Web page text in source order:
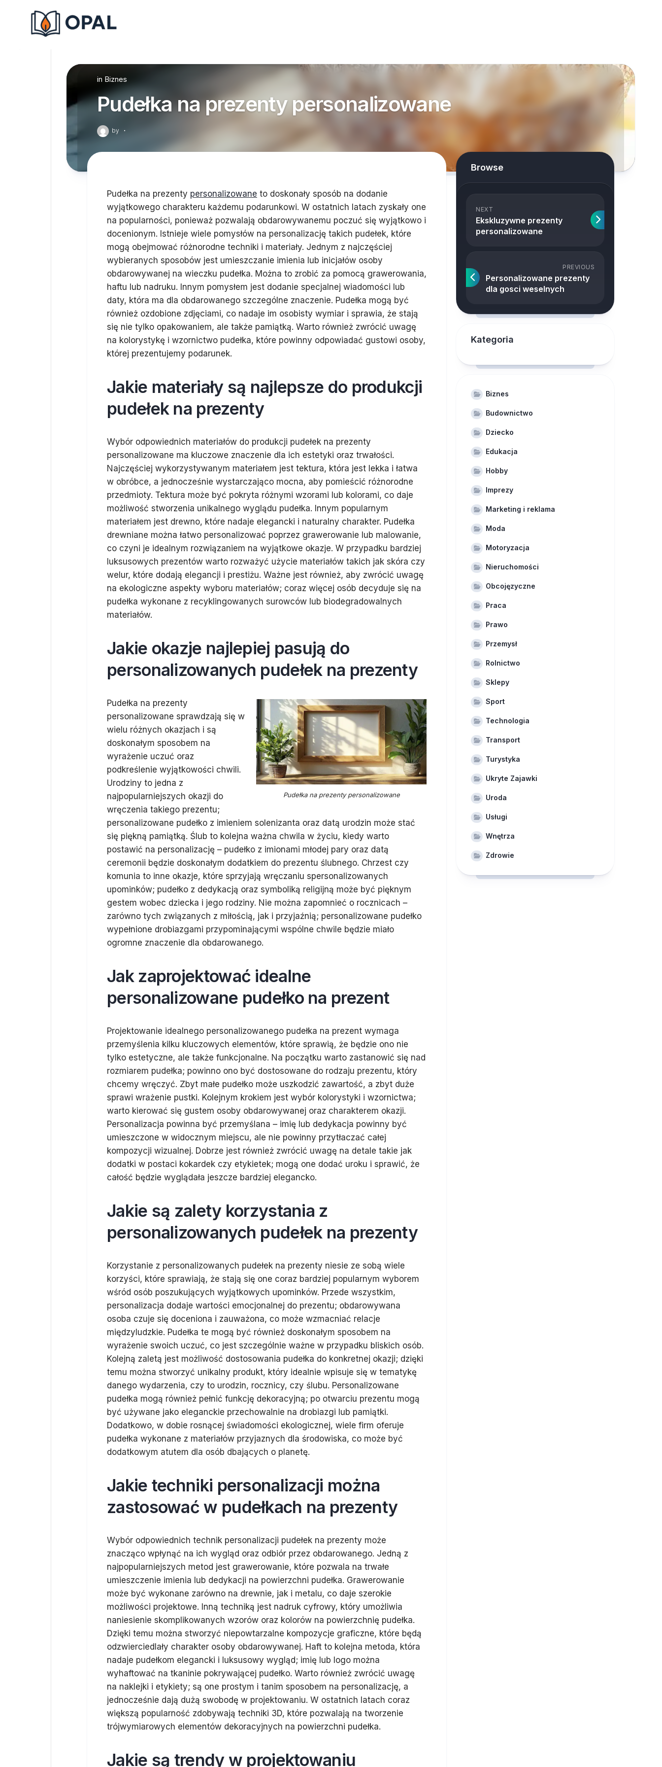
in Biznes
Pudełka na prezenty personalizowane
by ·
Pudełka na prezenty personalizowane to doskonały sposób na dodanie
wyjątkowego charakteru każdemu podarunkowi. W ostatnich latach zyskały one
na popularności, ponieważ pozwalają obdarowywanemu poczuć się wyjątkowo i
docenionym. Istnieje wiele pomysłów na personalizację takich pudełek, które
mogą obejmować różnorodne techniki i materiały. Jednym z najczęściej
wybieranych sposobów jest umieszczanie imienia lub inicjałów osoby
obdarowywanej na wieczku pudełka. Można to zrobić za pomocą grawerowania,
haftu lub nadruku. Innym pomysłem jest dodanie specjalnej wiadomości lub
daty, która ma dla obdarowanego szczególne znaczenie. Pudełka mogą być
również ozdobione zdjęciami, co nadaje im osobisty wymiar i sprawia, że stają
się nie tylko opakowaniem, ale także pamiątką. Warto również zwrócić uwagę
na kolorystykę i wzornictwo pudełka, które powinny odpowiadać gustowi osoby,
której prezentujemy podarunek.
Jakie materiały są najlepsze do produkcji
pudełek na prezenty
Wybór odpowiednich materiałów do produkcji pudełek na prezenty
personalizowane ma kluczowe znaczenie dla ich estetyki oraz trwałości.
Najczęściej wykorzystywanym materiałem jest tektura, która jest lekka i łatwa
w obróbce, a jednocześnie wystarczająco mocna, aby pomieścić różnorodne
przedmioty. Tektura może być pokryta różnymi wzorami lub kolorami, co daje
możliwość stworzenia unikalnego wyglądu pudełka. Innym popularnym
materiałem jest drewno, które nadaje elegancki i naturalny charakter. Pudełka
drewniane można łatwo personalizować poprzez grawerowanie lub malowanie,
co czyni je idealnym rozwiązaniem na wyjątkowe okazje. W przypadku bardziej
luksusowych prezentów warto rozważyć użycie materiałów takich jak skóra czy
welur, które dodają elegancji i prestiżu. Ważne jest również, aby zwrócić uwagę
na ekologiczne aspekty wyboru materiałów; coraz więcej osób decyduje się na
pudełka wykonane z recyklingowanych surowców lub biodegradowalnych
materiałów.
Jakie okazje najlepiej pasują do
personalizowanych pudełek na prezenty
Pudełka na prezenty personalizowane
Pudełka na prezenty
personalizowane sprawdzają się w
wielu różnych okazjach i są
doskonałym sposobem na
wyrażenie uczuć oraz
podkreślenie wyjątkowości chwili.
Urodziny to jedna z
najpopularniejszych okazji do
wręczenia takiego prezentu;
personalizowane pudełko z imieniem solenizanta oraz datą urodzin może stać
się piękną pamiątką. Ślub to kolejna ważna chwila w życiu, kiedy warto
postawić na personalizację – pudełko z imionami młodej pary oraz datą
ceremonii będzie doskonałym dodatkiem do prezentu ślubnego. Chrzest czy
komunia to inne okazje, które sprzyjają wręczaniu spersonalizowanych
upominków; pudełko z dedykacją oraz symboliką religijną może być pięknym
gestem wobec dziecka i jego rodziny. Nie można zapomnieć o rocznicach –
zarówno tych związanych z miłością, jak i przyjaźnią; personalizowane pudełko
wypełnione drobiazgami przypominającymi wspólne chwile będzie miało
ogromne znaczenie dla obdarowanego.
Jak zaprojektować idealne
personalizowane pudełko na prezent
Projektowanie idealnego personalizowanego pudełka na prezent wymaga
przemyślenia kilku kluczowych elementów, które sprawią, że będzie ono nie
tylko estetyczne, ale także funkcjonalne. Na początku warto zastanowić się nad
rozmiarem pudełka; powinno ono być dostosowane do rodzaju prezentu, który
chcemy wręczyć. Zbyt małe pudełko może uszkodzić zawartość, a zbyt duże
sprawi wrażenie pustki. Kolejnym krokiem jest wybór kolorystyki i wzornictwa;
warto kierować się gustem osoby obdarowywanej oraz charakterem okazji.
Personalizacja powinna być przemyślana – imię lub dedykacja powinny być
umieszczone w widocznym miejscu, ale nie powinny przytłaczać całej
kompozycji wizualnej. Dobrze jest również zwrócić uwagę na detale takie jak
dodatki w postaci kokardek czy etykietek; mogą one dodać uroku i sprawić, że
całość będzie wyglądała jeszcze bardziej elegancko.
Jakie są zalety korzystania z
personalizowanych pudełek na prezenty
Korzystanie z personalizowanych pudełek na prezenty niesie ze sobą wiele
korzyści, które sprawiają, że stają się one coraz bardziej popularnym wyborem
wśród osób poszukujących wyjątkowych upominków. Przede wszystkim,
personalizacja dodaje wartości emocjonalnej do prezentu; obdarowywana
osoba czuje się doceniona i zauważona, co może wzmacniać relacje
międzyludzkie. Pudełka te mogą być również doskonałym sposobem na
wyrażenie swoich uczuć, co jest szczególnie ważne w przypadku bliskich osób.
Kolejną zaletą jest możliwość dostosowania pudełka do konkretnej okazji; dzięki
temu można stworzyć unikalny produkt, który idealnie wpisuje się w tematykę
danego wydarzenia, czy to urodzin, rocznicy, czy ślubu. Personalizowane
pudełka mogą również pełnić funkcję dekoracyjną; po otwarciu prezentu mogą
być używane jako eleganckie przechowalnie na drobiazgi lub pamiątki.
Dodatkowo, w dobie rosnącej świadomości ekologicznej, wiele firm oferuje
pudełka wykonane z materiałów przyjaznych dla środowiska, co może być
dodatkowym atutem dla osób dbających o planetę.
Jakie techniki personalizacji można
zastosować w pudełkach na prezenty
Wybór odpowiednich technik personalizacji pudełek na prezenty może
znacząco wpłynąć na ich wygląd oraz odbiór przez obdarowanego. Jedną z
najpopularniejszych metod jest grawerowanie, które pozwala na trwałe
umieszczenie imienia lub dedykacji na powierzchni pudełka. Grawerowanie
może być wykonane zarówno na drewnie, jak i metalu, co daje szerokie
możliwości projektowe. Inną techniką jest nadruk cyfrowy, który umożliwia
naniesienie skomplikowanych wzorów oraz kolorów na powierzchnię pudełka.
Dzięki temu można stworzyć niepowtarzalne kompozycje graficzne, które będą
odzwierciedlały charakter osoby obdarowywanej. Haft to kolejna metoda, która
nadaje pudełkom elegancki i luksusowy wygląd; imię lub logo można
wyhaftować na tkaninie pokrywającej pudełko. Warto również zwrócić uwagę
na naklejki i etykiety; są one prostym i tanim sposobem na personalizację, a
jednocześnie dają dużą swobodę w projektowaniu. W ostatnich latach coraz
większą popularność zdobywają techniki 3D, które pozwalają na tworzenie
trójwymiarowych elementów dekoracyjnych na powierzchni pudełka.
Jakie są trendy w projektowaniu
Browse
NEXT
Ekskluzywne prezenty
personalizowane
PREVIOUS
Personalizowane prezenty
dla gosci weselnych
Kategoria
Biznes
Budownictwo
Dziecko
Edukacja
Hobby
Imprezy
Marketing i reklama
Moda
Motoryzacja
Nieruchomości
Obcojęzyczne
Praca
Prawo
Przemysł
Rolnictwo
Sklepy
Sport
Technologia
Transport
Turystyka
Ukryte Zajawki
Uroda
Usługi
Wnętrza
Zdrowie